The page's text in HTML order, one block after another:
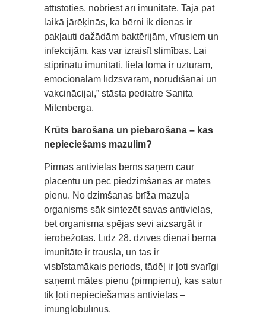
attīstoties, nobriest arī imunitāte. Tajā pat
laikā jārēķinās, ka bērni ik dienas ir
pakļauti dažādām baktērijām, vīrusiem un
infekcijām, kas var izraisīt slimības. Lai
stiprinātu imunitāti, liela loma ir uzturam,
emocionālam līdzsvaram, norūdīšanai un
vakcinācijai,” stāsta pediatre Sanita
Mitenberga.
Krūts barošana un piebarošana – kas
nepieciešams mazulim?
Pirmās antivielas bērns saņem caur
placentu un pēc piedzimšanas ar mātes
pienu. No dzimšanas brīža mazuļa
organisms sāk sintezēt savas antivielas,
bet organisma spējas sevi aizsargāt ir
ierobežotas. Līdz 28. dzīves dienai bērna
imunitāte ir trausla, un tas ir
visbīstamākais periods, tādēļ ir ļoti svarīgi
saņemt mātes pienu (pirmpienu), kas satur
tik ļoti nepieciešamās antivielas –
imūnglobulīnus.